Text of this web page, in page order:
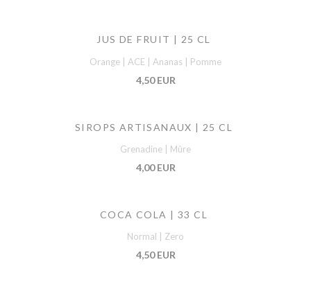
JUS DE FRUIT | 25 CL
Orange | ACE | Ananas | Pomme
4,50 EUR
SIROPS ARTISANAUX | 25 CL
Grenadine | Mûre
4,00 EUR
COCA COLA | 33 CL
Normal | Zero
4,50 EUR